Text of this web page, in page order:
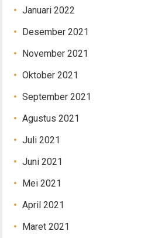
Januari 2022
Desember 2021
November 2021
Oktober 2021
September 2021
Agustus 2021
Juli 2021
Juni 2021
Mei 2021
April 2021
Maret 2021